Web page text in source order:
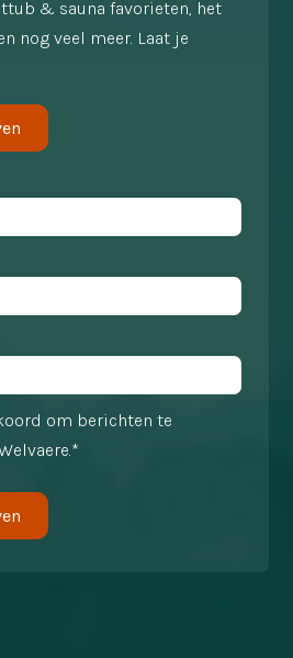
& sauna favorieten, het
nog veel meer. Laat je
om berichten te